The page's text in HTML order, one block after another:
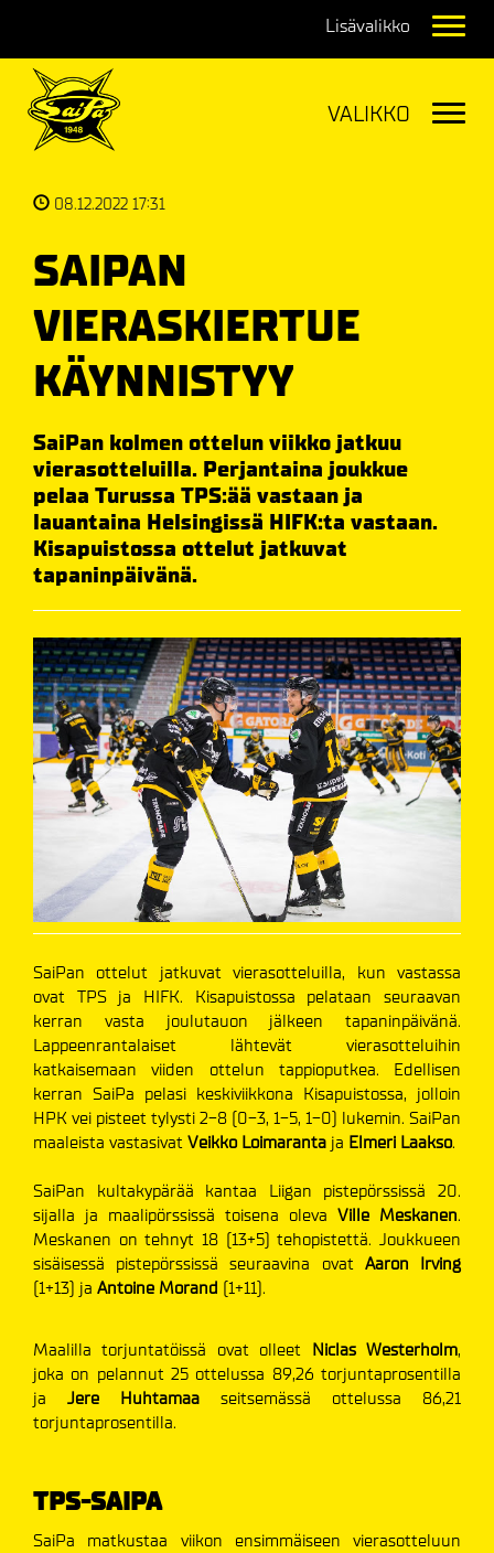
08.12.2022 17:31
SAIPAN
VIERASKIERTUE
KÄYNNISTYY
SaiPan kolmen ottelun viikko jatkuu
vierasotteluilla. Perjantaina joukkue
pelaa Turussa TPS:ää vastaan ja
lauantaina Helsingissä HIFK:ta vastaan.
Kisapuistossa ottelut jatkuvat
tapaninpäivänä.
SaiPan ottelut jatkuvat vierasotteluilla, kun vastassa
ovat TPS ja HIFK. Kisapuistossa pelataan seuraavan
kerran vasta joulutauon jälkeen tapaninpäivänä.
Lappeenrantalaiset lähtevät vierasotteluihin
katkaisemaan viiden ottelun tappioputkea. Edellisen
kerran SaiPa pelasi keskiviikkona Kisapuistossa, jolloin
HPK vei pisteet tylysti 2-8 (0-3, 1-5, 1-0) lukemin. SaiPan
maaleista vastasivat Veikko Loimaranta ja Elmeri Laakso.
SaiPan kultakypärää kantaa Liigan pistepörssissä 20.
sijalla ja maalipörssissä toisena oleva Ville Meskanen.
Meskanen on tehnyt 18 (13+5) tehopistettä. Joukkueen
sisäisessä pistepörssissä seuraavina ovat Aaron Irving
(1+13) ja Antoine Morand (1+11).
Maalilla torjuntatöissä ovat olleet Niclas Westerholm,
joka on pelannut 25 ottelussa 89,26 torjuntaprosentilla
ja Jere Huhtamaa seitsemässä ottelussa 86,21
torjuntaprosentilla.
TPS-SAIPA
SaiPa matkustaa viikon ensimmäiseen vierasotteluun